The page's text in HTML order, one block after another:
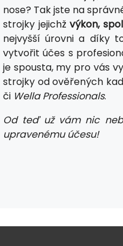
nose? Tak jste na
strojky jejichžvýkon,
nejvyšší úrovni a díky
vytvořit účes s
je spousta, my pro vás
strojky od ověřených
či Wella Professionals.
Od teď už vám nic
upravenému účesu!